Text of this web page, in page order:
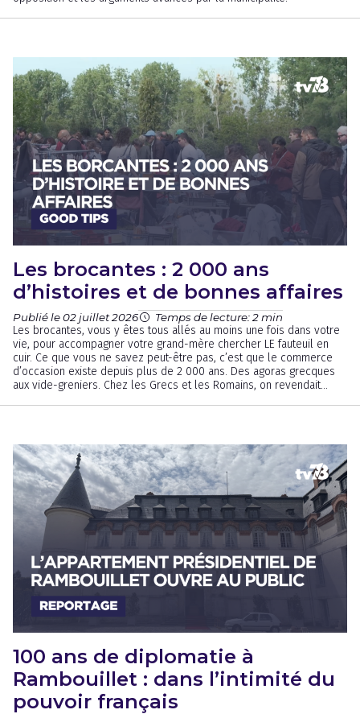
Les brocantes : 2 000 ans
d’histoires et de bonnes affaires
Publié le 02 juillet 2026 Temps de lecture: 2 min
Les brocantes, vous y êtes tous allés au moins une fois dans votre
vie, pour accompagner votre grand-mère chercher LE fauteuil en
cuir. Ce que vous ne savez peut-être pas, c’est que le commerce
d’occasion existe depuis plus de 2 000 ans. Des agoras grecques
aux vide-greniers. Chez les Grecs et les Romains, on revendait...
100 ans de diplomatie à
Rambouillet : dans l’intimité du
pouvoir français